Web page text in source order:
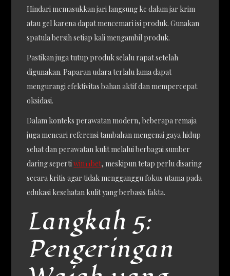
Hindari memasukkan jari langsung ke dalam jar krim
atau gel karena dapat mencemari isi produk. Gunakan
spatula bersih setiap kali mengambil produk.
Pastikan juga tutup produk selalu rapat setelah
digunakan. Paparan udara terlalu lama dapat
mengurangi efektivitas bahan aktif dan mempercepat
oksidasi.
Dalam konteks perawatan modern, beberapa remaja
juga mencari referensi tambahan mengenai gaya hidup
sehat dan perawatan kulit melalui berbagai sumber
daring sepertiwin11bet, meskipun tetap perlu disaring
secara kritis agar tidak mengganggu fokus utama pada
edukasi kesehatan kulit yang berbasis fakta.
Langkah 5:
Pengeringan